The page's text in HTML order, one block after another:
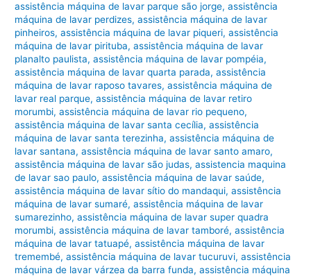
assistência máquina de lavar parque são jorge,assistência
máquina de lavar perdizes,assistência máquina de lavar
pinheiros,assistência máquina de lavar piqueri,assistência
máquina de lavar pirituba,assistência máquina de lavar
planalto paulista,assistência máquina de lavar pompéia,
assistência máquina de lavar quarta parada,assistência
máquina de lavar raposo tavares,assistência máquina de
lavar real parque,assistência máquina de lavar retiro
morumbi,assistência máquina de lavar rio pequeno,
assistência máquina de lavar santa cecília,assistência
máquina de lavar santa terezinha,assistência máquina de
lavar santana,assistência máquina de lavar santo amaro,
assistência máquina de lavar são judas,assistencia maquina
de lavar sao paulo,assistência máquina de lavar saúde,
assistência máquina de lavar sítio do mandaqui,assistência
máquina de lavar sumaré,assistência máquina de lavar
sumarezinho,assistência máquina de lavar super quadra
morumbi,assistência máquina de lavar tamboré,assistência
máquina de lavar tatuapé,assistência máquina de lavar
tremembé,assistência máquina de lavar tucuruvi,assistência
máquina de lavar várzea da barra funda,assistência máquina